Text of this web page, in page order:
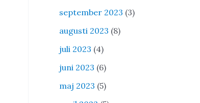
september 2023 (3)
augusti 2023 (8)
juli 2023 (4)
juni 2023 (6)
maj 2023 (5)